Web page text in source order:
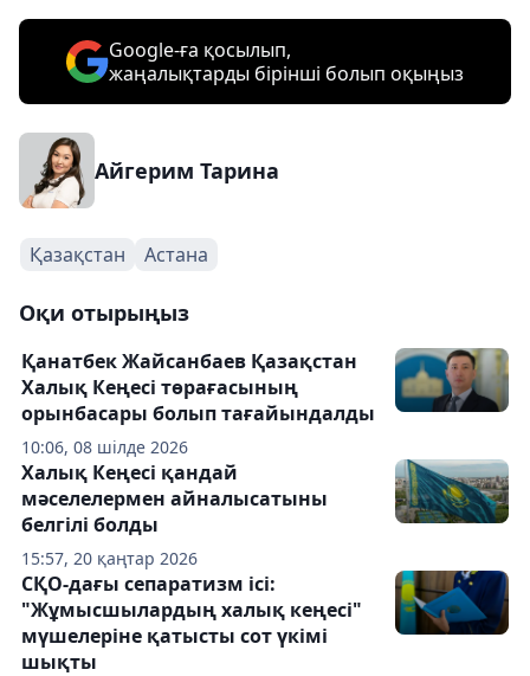
Google-ға қосылып,
жаңалықтарды бірінші болып оқыңыз
Айгерим Тарина
Қазақстан Астана
Оқи отырыңыз
10:06, 08 шілде 2026
Қанатбек Жайсанбаев Қазақстан
Халық Кеңесі төрағасының
орынбасары болып тағайындалды
15:57, 20 қаңтар 2026
Халық Кеңесі қандай
мәселелермен айналысатыны
белгілі болды
СҚО-дағы сепаратизм ісі:
"Жұмысшылардың халық кеңесі"
мүшелеріне қатысты сот үкімі
шықты